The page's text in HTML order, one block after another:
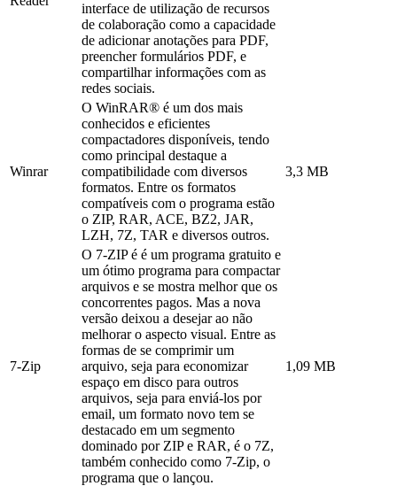
interface de utilização de recursos
de colaboração como a capacidade
de adicionar anotações para PDF,
preencher formulários PDF, e
compartilhar informações com as
redes sociais.
Winrar
O WinRAR® é um dos mais
conhecidos e eficientes
compactadores disponíveis, tendo
como principal destaque a
compatibilidade com diversos
formatos. Entre os formatos
compatíveis com o programa estão
o ZIP, RAR, ACE, BZ2, JAR,
LZH, 7Z, TAR e diversos outros.
3,3 MB
7-Zip
O 7-ZIP é é um programa gratuito e
um ótimo programa para compactar
arquivos e se mostra melhor que os
concorrentes pagos. Mas a nova
versão deixou a desejar ao não
melhorar o aspecto visual. Entre as
formas de se comprimir um
arquivo, seja para economizar
espaço em disco para outros
arquivos, seja para enviá-los por
email, um formato novo tem se
destacado em um segmento
dominado por ZIP e RAR, é o 7Z,
também conhecido como 7-Zip, o
programa que o lançou.
1,09 MB